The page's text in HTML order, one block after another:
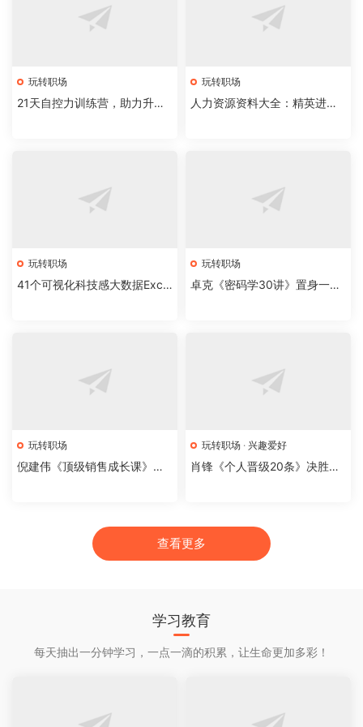
玩转职场
21天自控力训练营，助力升职
玩转职场
人力资源资料大全：精英进阶
玩转职场
41个可视化科技感大数据Excel
玩转职场
卓克《密码学30讲》置身一场
玩转职场
倪建伟《顶级销售成长课》实
玩转职场 · 兴趣爱好
肖锋《个人晋级20条》决胜未
查看更多
学习教育
每天抽出一分钟学习，一点一滴的积累，让生命更加多彩！